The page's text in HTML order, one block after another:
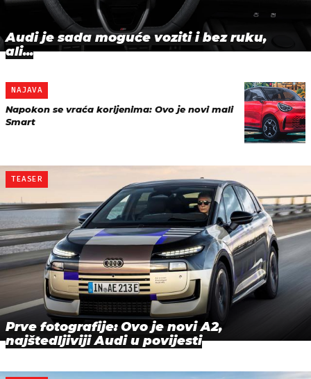
Audi je sada moguće voziti i bez ruku,
ali...
NAJAVA
Napokon se vraća korijenima: Ovo je novi mali
Smart
TEASER
Prve fotografije: Ovo je novi A2,
najštedljiviji Audi u povijesti